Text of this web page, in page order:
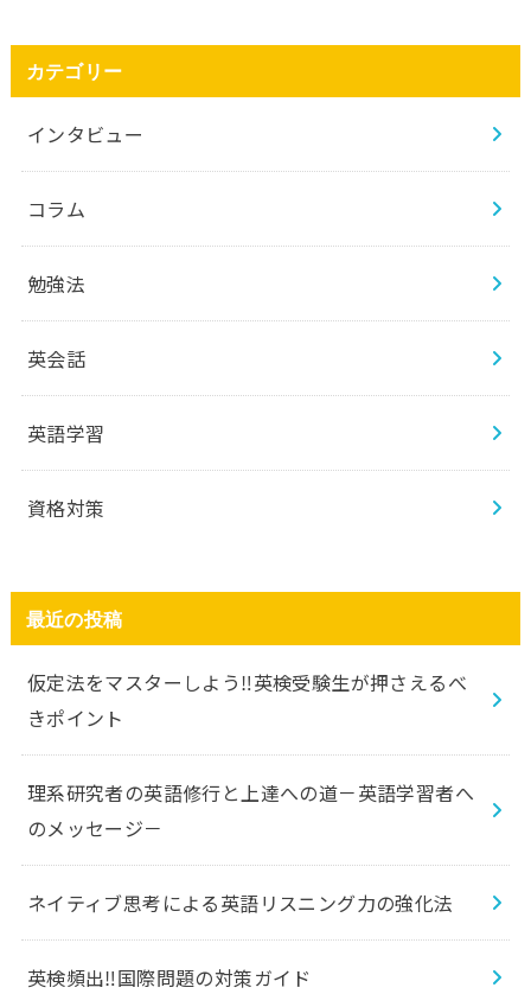
カテゴリー
インタビュー
コラム
勉強法
英会話
英語学習
資格対策
最近の投稿
仮定法をマスターしよう‼️英検受験生が押さえるべ
きポイント
理系研究者の英語修行と上達への道－英語学習者へ
のメッセージ－
ネイティブ思考による英語リスニング力の強化法
英検頻出‼️国際問題の対策ガイド